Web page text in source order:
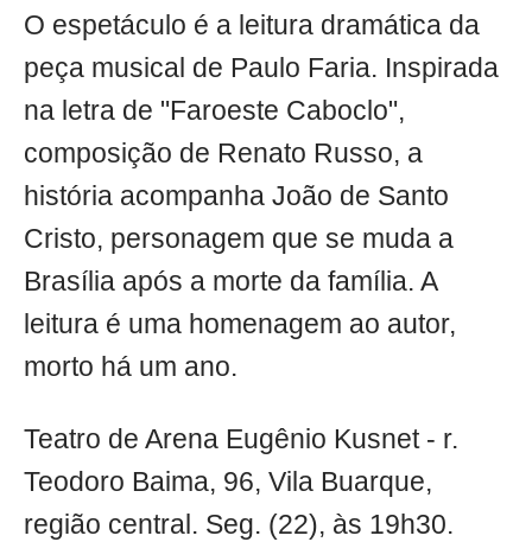
O espetáculo é a leitura dramática da
peça musical de Paulo Faria. Inspirada
na letra de "Faroeste Caboclo",
composição de Renato Russo, a
história acompanha João de Santo
Cristo, personagem que se muda a
Brasília após a morte da família. A
leitura é uma homenagem ao autor,
morto há um ano.
Teatro de Arena Eugênio Kusnet - r.
Teodoro Baima, 96, Vila Buarque,
região central. Seg. (22), às 19h30.